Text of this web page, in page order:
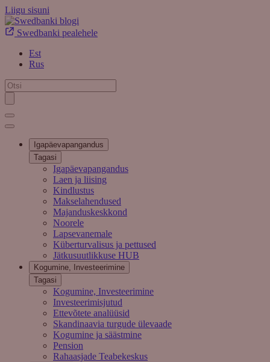
Liigu sisuni
Swedbanki pealehele
Est
Rus
Igapäevapangandus
Tagasi
Igapäevapangandus
Laen ja liising
Kindlustus
Makselahendused
Majanduskeskkond
Noorele
Lapsevanemale
Küberturvalisus ja pettused
Jätkusuutlikkuse HUB
Kogumine, Investeerimine
Tagasi
Kogumine, Investeerimine
Investeerimisjutud
Ettevõtete analüüsid
Skandinaavia turgude ülevaade
Kogumine ja säästmine
Pension
Rahaasjade Teabekeskus